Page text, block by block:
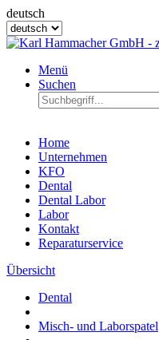
deutsch
Menü
Suchen
Home
Unternehmen
KFO
Dental
Dental Labor
Labor
Kontakt
Reparaturservice
Übersicht
Dental
Misch- und Laborspatel